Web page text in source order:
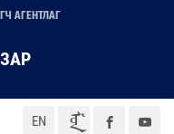
АГЕНТЛАГ
EN ᠮᠣᠨ